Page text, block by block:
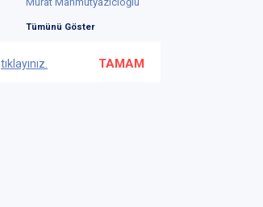
tıklayınız. TAMAM
Tümünü Göster